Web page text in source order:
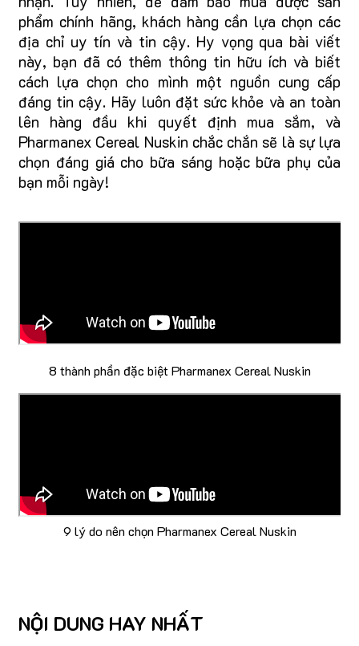
phẩm chính hãng, khách hàng cần lựa chọn các
địa chỉ uy tín và tin cậy. Hy vọng qua bài viết
này, bạn đã có thêm thông tin hữu ích và biết
cách lựa chọn cho mình một nguồn cung cấp
đáng tin cậy. Hãy luôn đặt sức khỏe và an toàn
lên hàng đầu khi quyết định mua sắm, và
Pharmanex Cereal Nuskin chắc chắn sẽ là sự lựa
chọn đáng giá cho bữa sáng hoặc bữa phụ của
bạn mỗi ngày!
8 thành phần đặc biệt Pharmanex Cereal Nuskin
9 lý do nên chọn Pharmanex Cereal Nuskin
NỘI DUNG HAY NHẤT